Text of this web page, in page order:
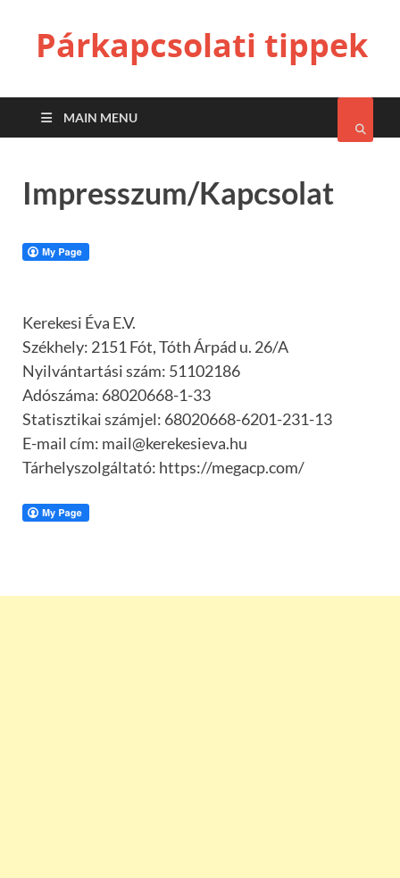
Párkapcsolati tippek
MAIN MENU
Impresszum/Kapcsolat
Kerekesi Éva E.V.
Székhely: 2151 Fót, Tóth Árpád u. 26/A
Nyilvántartási szám: 51102186
Adószáma: 68020668-1-33
Statisztikai számjel: 68020668-6201-231-13
E-mail cím: mail@kerekesieva.hu
Tárhelyszolgáltató: https://megacp.com/